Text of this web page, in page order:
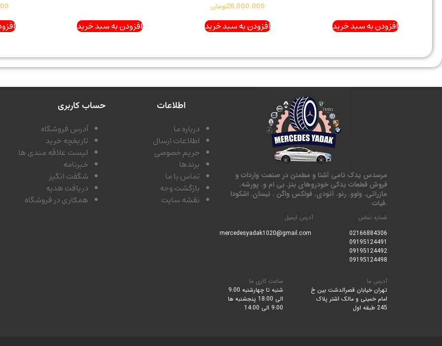
افزودن به سبد خرید
26.000.000تومان
افزودن به سبد خرید افزودن به سبد خرید
مرسدس یدک نامی آشنا و مطمئن در صنعت واردات و
فروش قطعات یدکی خودروهای بنز. بی ام و. پورشه.
مازراتی. ولوو. رنو. آئودی. فولکس واگن . نیسان. اشکودا
.فیات
شماره تماس
02166884306
09195124491
09195124492
09195124498
آدرس ایمیل
آدرس ما
تهران خیابان قصرالدشت بین خ
امام خمینی و مالک اشتر پلاک
245 طبقه اول
ساعت کاری ما
شنبه تا چهارشنبه 9:00
الی 18:00 پنجشنبه ها
9:00 الی 14:00
اطلاعات
درباره ما
اطلاعات ارسال
حریم خصوصی
برندها
تماس با ما
بازگشت وجه
نقشه سایت
حساب کاربری
آدرس فروشگاه
تاریخچه خرید
لیست علاقه مندی ها
خبرنامه
شگفت انگیز
دریافت هدیه
همکاری در فروشگاه